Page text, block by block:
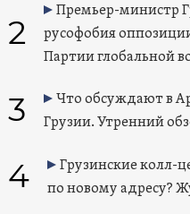
2
Премьер-министр
русофобия
Партии глобальной
3
Что обсуждают в
Грузии. Утренний
4
Грузинские колл-
по новому адресу?